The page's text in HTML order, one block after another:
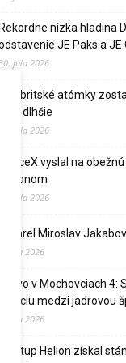
nízka hladina
JE Paks a JE
júla 2026
britské atómky
dlhšie
júla 2026
vyslal na
júla 2026
Miroslav
júla 2026
v Mochovciach 4:
medzi jadrovou
júla 2026
Helion získal